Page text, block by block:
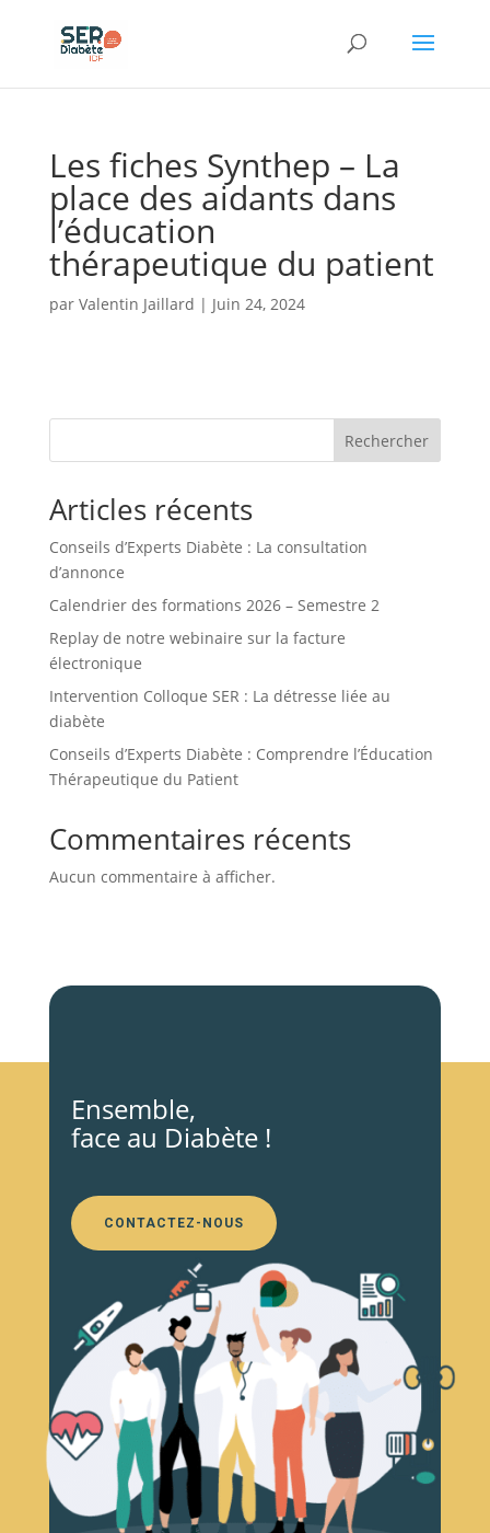
Les fiches Synthep – La
place des aidants dans
l’éducation
thérapeutique du patient
par Valentin Jaillard | Juin 24, 2024
Rechercher
Articles récents
Conseils d’Experts Diabète : La consultation
d’annonce
Calendrier des formations 2026 – Semestre 2
Replay de notre webinaire sur la facture
électronique
Intervention Colloque SER : La détresse liée au
diabète
Conseils d’Experts Diabète : Comprendre l’Éducation
Thérapeutique du Patient
Commentaires récents
Aucun commentaire à afficher.
Ensemble,
face au Diabète !
CONTACTEZ-NOUS